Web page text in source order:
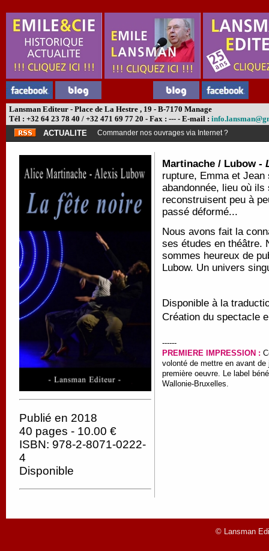
Lansman Editeur - Place de La Hestre , 19 - B-7170 Manage
Tél : +32 64 23 78 40 / +32 471 69 77 20 - Fax : --- - E-mail :
ACTUALITE
Commander nos ouvrages via Internet ?
Publié en 2018
40 pages - 10.00 €
ISBN: 978-2-8071-0222-
4
Disponible
Martinache / Lubow -
rupture, Emma et
abandonnée, lieu où
reconstruisent peu à
passé déformé...
Nous avons fait la
ses études en théâtre.
sommes heureux de
Lubow. Un univers
Disponible à la
Création du spectacle
------
PREMIERE IMPRESSION :
volonté de mettre en avant
première oeuvre. Le label
Wallonie-Bruxelles.
© Lansman